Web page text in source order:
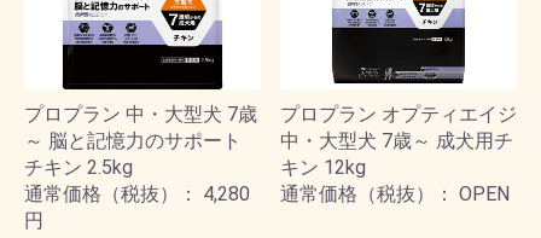
プロプラン 中・大型犬 7歳
～ 脳と記憶力のサポート
チキン 2.5kg
通常価格（税抜）： 4,280
円
プロプラン オプティエイジ
中・大型犬 7歳～ 成犬用チ
キン 12kg
通常価格（税抜）： OPEN